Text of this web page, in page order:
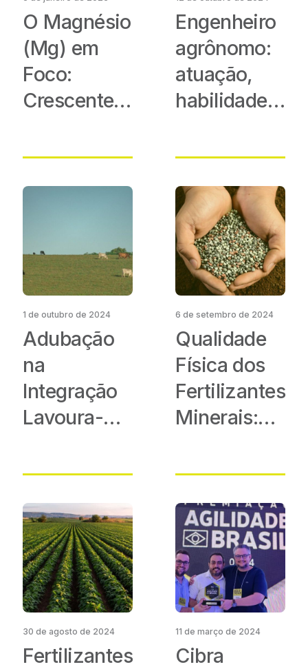
O Magnésio
(Mg) em
Foco:
Crescente
Benefícios
Engenheiro
agrônomo:
atuação,
habilidades
importância
1 de outubro de 2024
Adubação
na
Integração
Lavoura-
6 de setembro de 2024
Qualidade
Física dos
Fertilizantes
Minerais:
Garantir
Aplicação
Uniforme
30 de agosto de 2024
Fertilizantes:
11 de março de 2024
Cibra